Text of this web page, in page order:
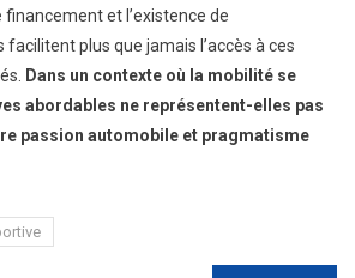
et l’existence de
plus que jamais l’accès à ces
Dans un contexte où la mobilité se
abordables ne représentent-elles pas
passion automobile et pragmatisme